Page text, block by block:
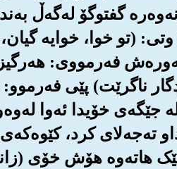
گفتوگۆ له‌گه‌ڵ
(تو خوا، خوایه
فه‌رمووی: هه‌رگیز
ناگرێت) پێی
جێگه‌ی خۆیدا ئه‌وا
ته‌جه‌لای کرد،
هاته‌وه هۆش خۆی